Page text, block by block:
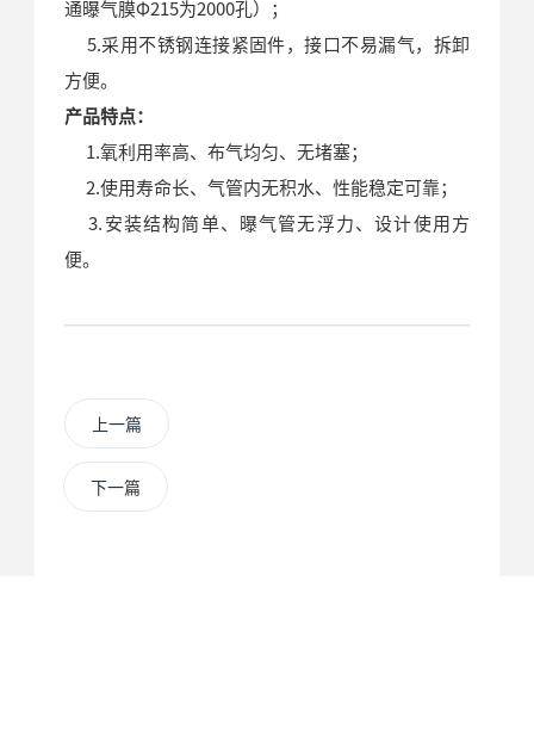
通曝气膜Φ215为2000孔）；
5.采用不锈钢连接紧固件，接口不易漏气，拆卸
方便。
产品特点：
1.氧利用率高、布气均匀、无堵塞；
2.使用寿命长、气管内无积水、性能稳定可靠；
3.安装结构简单、曝气管无浮力、设计使用方
便。
上一篇
下一篇